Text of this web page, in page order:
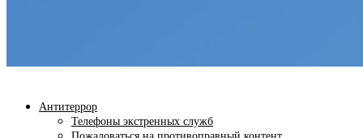
Антитеррор
Телефоны экстренных служб